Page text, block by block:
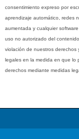
consentimiento expreso por
aprendizaje automático, redes
aumentada y cualquier
uso no autorizado del
violación de nuestros
legales en la medida en que lo
derechos mediante medidas